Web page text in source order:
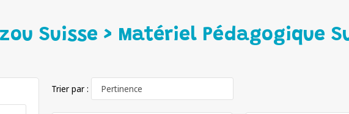
Suisse > Matériel Pédagogique
Trier par :